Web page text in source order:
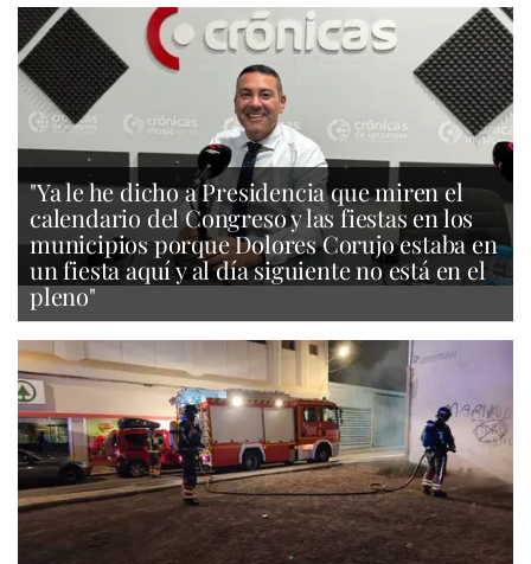
"Ya le he dicho a Presidencia que miren el
calendario del Congreso y las fiestas en los
municipios porque Dolores Corujo estaba en
un fiesta aquí y al día siguiente no está en el
pleno"